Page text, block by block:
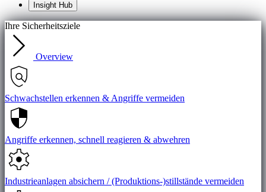
Insight Hub
Ihre Sicherheitsziele
Overview
Schwachstellen erkennen & Angriffe vermeiden
Angriffe erkennen, schnell reagieren & abwehren
Industrieanlagen absichern / (Produktions-)stillstände vermeiden